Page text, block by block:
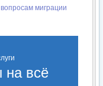
миграции
всё